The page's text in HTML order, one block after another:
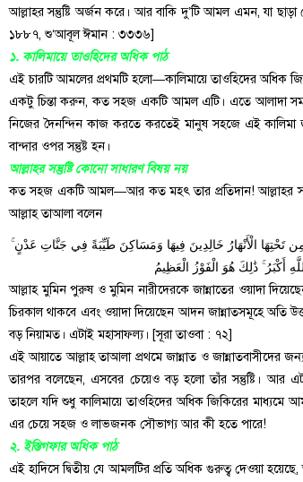
আল্লাহর সন্তুষ্টি অর্জন করে। আর বাকি দু’টি আমল এমন, যা
১৮৮৭, শু‘আবূল ঈমান : ৩৩৩৬]
১. কালিমায়ে তাওহিদের অধিক পাঠ
এই চারটি আমলের প্রথমটি হলো—কালিমায়ে তাওহিদের অধিক
একটু চিন্তা করুন, কত সহজ একটি আমল এটি। এতে আলাদা
নিজের দৈনন্দিন কাজ করতে করতেই মানুষ সহজে এই
বান্দার ওপর সন্তুষ্ট হন।
আল্লাহর সন্তুষ্টি কোনো সাধারণ বিষয় নয়
কত সহজ একটি আমল—আর কত মহৎ তার প্রতিদান! আল্লাহর
আল্লাহ তাআলা বলেন
تَحْتِهَا الْأَنْهَارُ خَالِدِينَ فِيهَا وَمَسَاكِنَ طَيِّبَةً فِي جَنَّاتِ عَدْنٍ
أَكْبَرُ ۚ ذَٰلِكَ هُوَ الْفَوْزُ الْعَظِيمُ
আল্লাহ মুমিন পুরুষ ও মুমিন নারীদেরকে জান্নাতের ওয়াদা
চিরকাল থাকবে এবং ওয়াদা দিয়েছেন আদন জান্নাতসমূহে অতি
বড় নিয়ামত। এটাই মহাসাফল্য। [সূরা তাওবা : ৭২]
এই আয়াতে আল্লাহ তাআলা প্রথমে জান্নাত ও জান্নাতবাসীদের
তারপর বলেছেন, এসবের চেয়েও বড় হলো তাঁর সন্তুষ্টি। আর
তাহলে যদি শুধু কালিমায়ে তাওহিদের অধিক জিকিরের
এর চেয়ে সহজ ও লাভজনক সৌভাগ্য আর কী হতে পারে!
২. ইস্তিগফার অধিক পাঠ
এই হাদিসে দ্বিতীয় যে আমলটির প্রতি অধিক গুরুত্ব দেওয়া